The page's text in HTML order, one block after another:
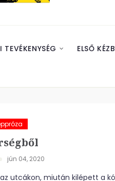
TEVÉKENYSÉG ELSŐ
jún 04, 2020
utcákon, miután kilépett a